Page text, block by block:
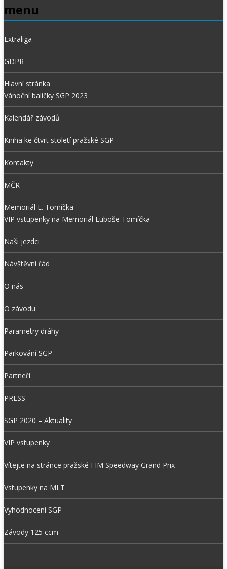
menu
Extraliga
GDPR
Hlavní stránka
Vánoční balíčky SGP 2023
Kalendář závodů
Kniha ke čtvrt století pražské SGP
Kontakty
MČR
Memoriál L. Tomíčka
VIP vstupenky na Memoriál Luboše Tomíčka
Naši jezdci
Návštěvní řád
O nás
O závodu
Parametry dráhy
Parkování SGP
Partneři
PRESS
SGP 2020 – Aktuality
VIP vstupenky
Vítejte na stránce pražské FIM Speedway Grand Prix
Vstupenky na MLT
Vyhodnocení SGP
Závody 125 ccm